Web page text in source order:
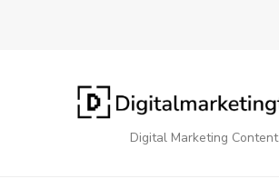
Digital Marketing Content